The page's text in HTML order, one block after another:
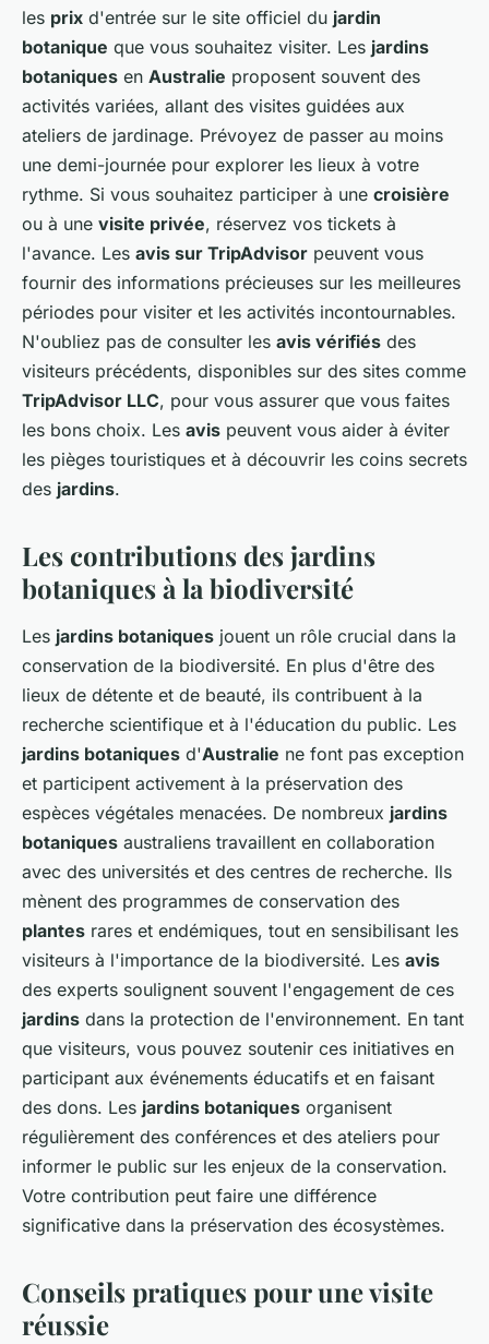
les prix d'entrée sur le site officiel du jardin
botanique que vous souhaitez visiter. Les jardins
botaniques en Australie proposent souvent des
activités variées, allant des visites guidées aux
ateliers de jardinage. Prévoyez de passer au moins
une demi-journée pour explorer les lieux à votre
rythme. Si vous souhaitez participer à une croisière
ou à une visite privée, réservez vos tickets à
l'avance. Les avis sur TripAdvisor peuvent vous
fournir des informations précieuses sur les meilleures
périodes pour visiter et les activités incontournables.
N'oubliez pas de consulter les avis vérifiés des
visiteurs précédents, disponibles sur des sites comme
TripAdvisor LLC, pour vous assurer que vous faites
les bons choix. Les avis peuvent vous aider à éviter
les pièges touristiques et à découvrir les coins secrets
des jardins.
Les contributions des jardins
botaniques à la biodiversité
Les jardins botaniques jouent un rôle crucial dans la
conservation de la biodiversité. En plus d'être des
lieux de détente et de beauté, ils contribuent à la
recherche scientifique et à l'éducation du public. Les
jardins botaniques d'Australie ne font pas exception
et participent activement à la préservation des
espèces végétales menacées. De nombreux jardins
botaniques australiens travaillent en collaboration
avec des universités et des centres de recherche. Ils
mènent des programmes de conservation des
plantes rares et endémiques, tout en sensibilisant les
visiteurs à l'importance de la biodiversité. Les avis
des experts soulignent souvent l'engagement de ces
jardins dans la protection de l'environnement. En tant
que visiteurs, vous pouvez soutenir ces initiatives en
participant aux événements éducatifs et en faisant
des dons. Les jardins botaniques organisent
régulièrement des conférences et des ateliers pour
informer le public sur les enjeux de la conservation.
Votre contribution peut faire une différence
significative dans la préservation des écosystèmes.
Conseils pratiques pour une visite
réussie